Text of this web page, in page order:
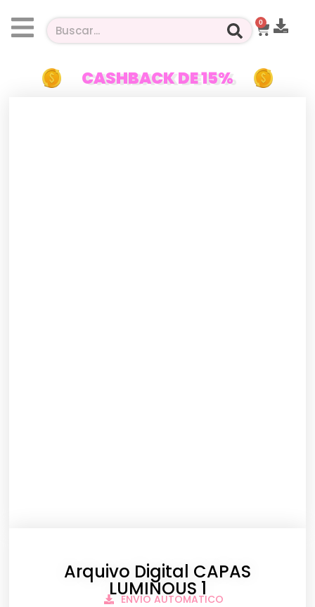
0
CASHBACK DE 15%
Arquivo Digital CAPAS
LUMINOUS 1
ENVIO AUTOMATICO